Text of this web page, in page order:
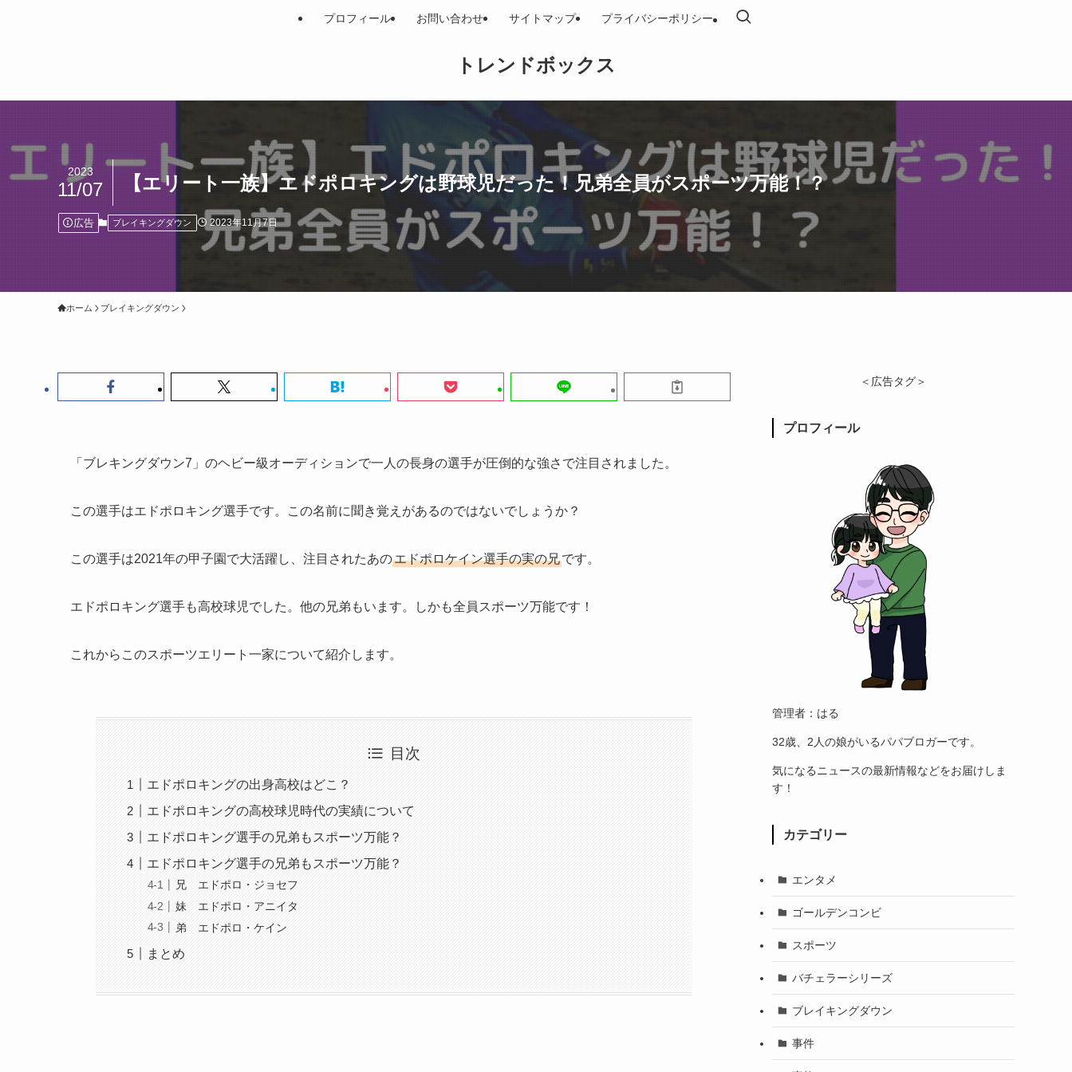
トレンドボックス
プロフィール お問い合わせ サイトマップ プライバシーポリシー
【エリート一族】エドポロキングは野球児だった！兄弟全員がスポーツ万能！？
2023
11/07
広告 ブレイキングダウン 2023年11月7日
ホーム ブレイキングダウン
「ブレキングダウン7」のヘビー級オーディションで一人の長身の選手が圧倒的な強さで注目されました。
この選手はエドポロキング選手です。この名前に聞き覚えがあるのではないでしょうか？
この選手は2021年の甲子園で大活躍し、注目されたあのエドポロケイン選手の実の兄です。
エドポロキング選手も高校球児でした。他の兄弟もいます。しかも全員スポーツ万能です！
これからこのスポーツエリート一家について紹介します。
目次
エドポロキングの出身高校はどこ？
エドポロキングの高校球児時代の実績について
エドポロキング選手の兄弟もスポーツ万能？
エドポロキング選手の兄弟もスポーツ万能？
兄 エドポロ・ジョセフ
妹 エドポロ・アニイタ
弟 エドポロ・ケイン
まとめ
＜広告タグ＞
プロフィール
管理者：はる
32歳、2人の娘がいるパパブロガーです。
気になるニュースの最新情報などをお届けしま
す！
カテゴリー
エンタメ
ゴールデンコンビ
スポーツ
バチェラーシリーズ
ブレイキングダウン
事件